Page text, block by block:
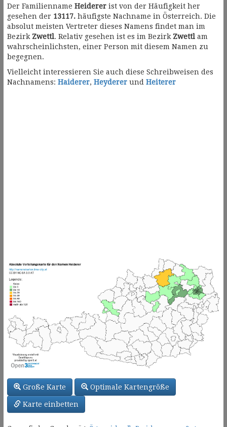
Der Familienname Heiderer ist von der Häufigkeit her
gesehen der 13117. häufigste Nachname in Österreich. Die
absolut meisten Vertreter dieses Namens findet man im
Bezirk Zwettl. Relativ gesehen ist es im Bezirk Zwettl am
wahrscheinlichsten, einer Person mit diesem Namen zu
begegnen.
Vielleicht interessieren Sie auch diese Schreibweisen des
Nachnamens: Haiderer, Heyderer und Heiterer
Große Karte Optimale Kartengröße
Karte einbetten